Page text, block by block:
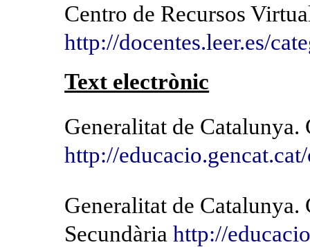
Centro de Recursos
http://docentes.leer.es/
Text electrònic
Generalitat de
http://
Generalitat de
Secundàriahttp://